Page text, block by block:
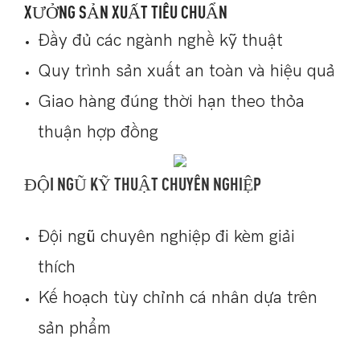
XƯỞNG SẢN XUẤT TIÊU CHUẨN
Đầy đủ các ngành nghề kỹ thuật
Quy trình sản xuất an toàn và hiệu quả
Giao hàng đúng thời hạn theo thỏa
thuận hợp đồng
ĐỘI NGŨ KỸ THUẬT CHUYÊN NGHIỆP
Đội ngũ chuyên nghiệp đi kèm giải
thích
Kế hoạch tùy chỉnh cá nhân dựa trên
sản phẩm